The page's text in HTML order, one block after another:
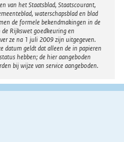
g
van het Staatsblad, Staatscourant,
waterschapsblad en blad
de formele bekendmakingen in de
Rijkswet goedkeuring en
ze na 1 juli 2009 zijn uitgegeven.
datum geldt dat alleen de in papieren
hebben; de hier aangeboden
bij wijze van service aangeboden.